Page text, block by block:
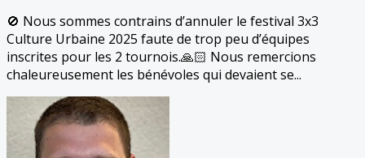
🚫 Nous sommes contrains d’annuler le festival 3x3
Culture Urbaine 2025 faute de trop peu d’équipes
inscrites pour les 2 tournois.🙏🏻 Nous remercions
chaleureusement les bénévoles qui devaient se...